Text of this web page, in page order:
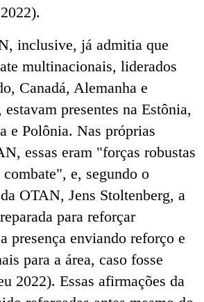
inclusive, já admitia que
multinacionais, liderados
Canadá, Alemanha e
presentes na Estônia,
e Polônia. Nas próprias
essas eram "forças robustas
e, segundo o
OTAN, Jens Stoltenberg, a
para reforçar
presença enviando reforço e
para a área, caso fosse
2022). Essas afirmações da